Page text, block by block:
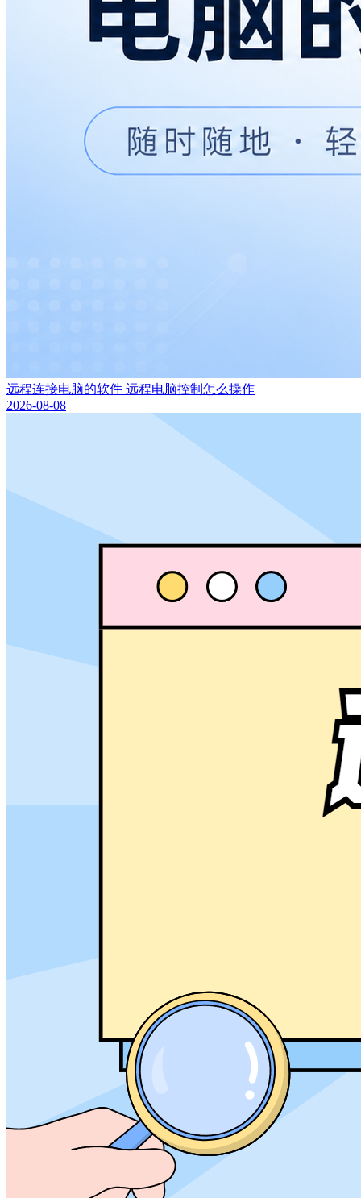
远程连接电脑的软件 远程电脑控制怎么操作
2026-08-08